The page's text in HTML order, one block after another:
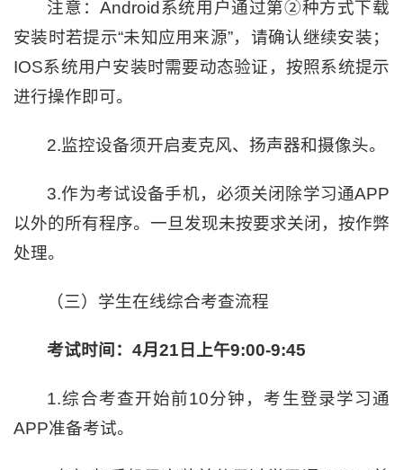
注意：Android系统用户通过第②种方式下载
安装时若提示“未知应用来源”，请确认继续安装；
IOS系统用户安装时需要动态验证，按照系统提示
进行操作即可。
2.监控设备须开启麦克风、扬声器和摄像头。
3.作为考试设备手机，必须关闭除学习通APP
以外的所有程序。一旦发现未按要求关闭，按作弊
处理。
（三）学生在线综合考查流程
考试时间：4月21日上午9:00-9:45
1.综合考查开始前10分钟，考生登录学习通
APP准备考试。